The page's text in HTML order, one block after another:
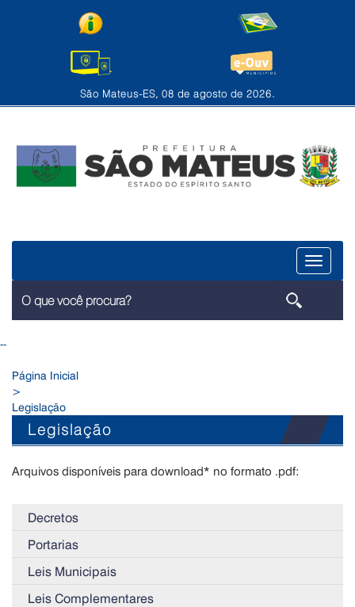
São Mateus-ES, 08 de agosto de 2026.
Menu
--
Página Inicial
>
Legislação
Legislação
Arquivos disponíveis para download* no formato .pdf:
Decretos
Portarias
Leis Municipais
Leis Complementares